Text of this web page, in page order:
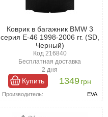
Коврик в багажник BMW 3
серия E-46 1998-2006 гг. (SD,
Черный)
Код 216840
Бесплатная доставка
2 дня
Купить 1349грн
Производитель: EVA